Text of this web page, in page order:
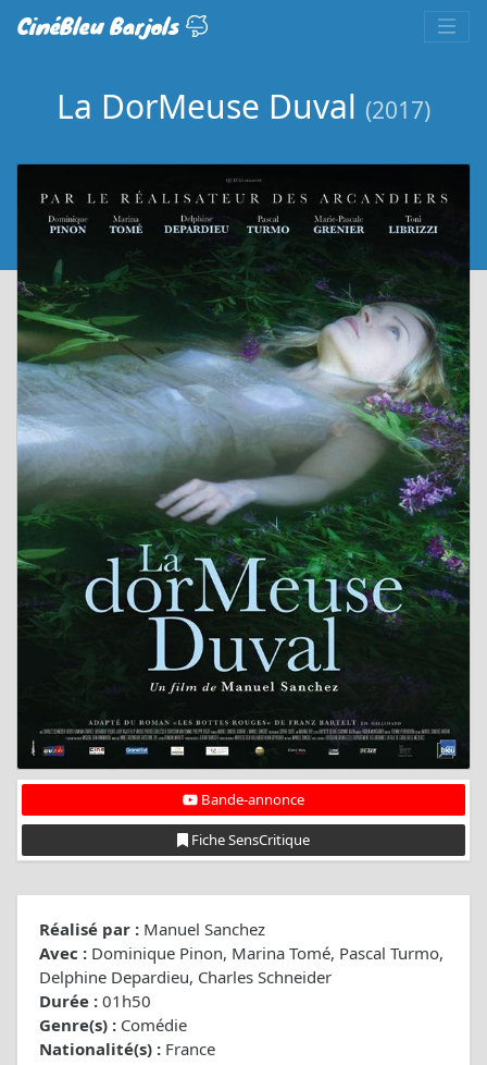
CinéBleu Barjols
La DorMeuse Duval (2017)
Bande-annonce
Fiche SensCritique
Réalisé par : Manuel Sanchez
Avec : Dominique Pinon, Marina Tomé, Pascal Turmo,
Delphine Depardieu, Charles Schneider
Durée : 01h50
Genre(s) : Comédie
Nationalité(s) : France